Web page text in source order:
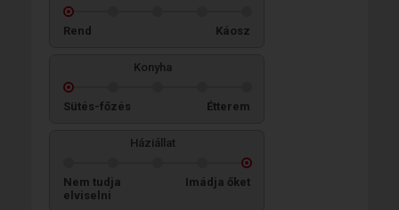
Rend Káosz
Konyha
Sütés-főzés Étterem
Háziállat
Nem tudja
elviselni
Imádja őket